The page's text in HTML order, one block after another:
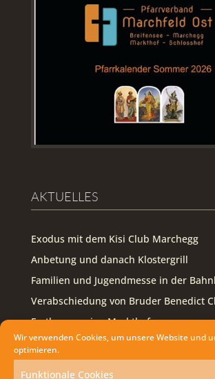
Wir verwenden Cookies, um unsere Website und
optimieren.
Funktionale Cookies
AKTUELLES
Exodus mit dem Kisi Club Marchegg
Anbetung und danach Klostergrill
Familien und Jugendmesse in der
Verabschiedung von Bruder Benedict
Erstkommunion Markthof
FOLLOW US ON FACEBOOK